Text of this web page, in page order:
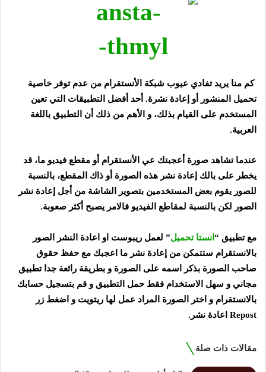
كم منا يريد تفادي عيوب شبكة الأنستقرام من عدم توفر خاصية
تحميل المنشور أو إعادة نشرة. أحد أفضل التطبيقات التي تعين
المستخدم على القيام بذلك، و الأهم من ذلك أن التطبيق باللغة
العربية.
عندما تشاهد صورة أعجبتك عي الأنستقرام أو مقطع فيديو ما، قد
يخطر على بالك إعادة نشر هذه الصورة أو ذاك المقطع، بالنسبة
للصور يقوم بعض المستخدمين بتصوير الشاشة من أجل إعادة نشر
الصور لكن بالنسبة لمقاطع الفيديو فالامر يصبح أكثر صعوبة.
مع تطبيق “ انستا تحميل” لعمل ريبوست او اعادة النشر الصور
بالانستقرام ستتمكن من إعادة نشر ما اعجبك مع حفظ حقوق
صاحب الصورة بذكر اسمه على الصورة و بطريقة رائعة جدا تطبيق
مجاني و سهل الاستخدام فقط حمل التطبيق و قم بتسجيل حسابك
بالانستقرام و اختر الصورة المراد عمل لها ريتويت و اضغط زر
Repost اعادة نشر.
مقالات ذات صلة